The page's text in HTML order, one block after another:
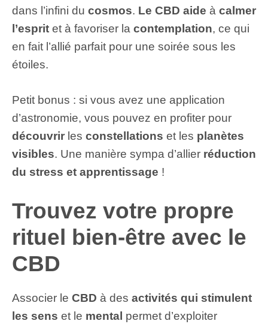
dans l’infini du cosmos. Le CBD aide à calmer
l’esprit et à favoriser la contemplation, ce qui
en fait l’allié parfait pour une soirée sous les
étoiles.
Petit bonus : si vous avez une application
d’astronomie, vous pouvez en profiter pour
découvrir les constellations et les planètes
visibles. Une manière sympa d’allier réduction
du stress et apprentissage !
Trouvez votre propre
rituel bien-être avec le
CBD
Associer le CBD à des activités qui stimulent
les sens et le mental permet d’exploiter